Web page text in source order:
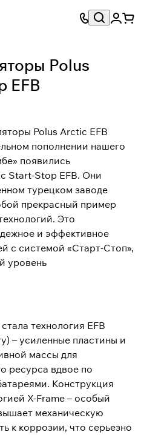
Polus
EFB
пополнении нашего
появились
Start-Stop EFB. Они
турецком заводе
прекрасный пример
Это
и эффективное
с системой «Старт-Стоп»,
уровень
технология EFB
– усиленные пластины и
массы для
ресурса вдвое по
Конструкция
X-Frame – особый
механическую
к коррозии, что серьезно